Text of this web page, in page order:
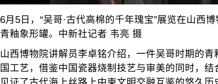
6月5日，“吴哥·古代高棉的千年瑰宝”展览在山西
青釉象形罐。中新社记者 韦亮 摄
山西博物院讲解员李卓铭介绍，一件吴哥时期的
国工艺，借鉴中国瓷器烧制技艺与审美的同时，